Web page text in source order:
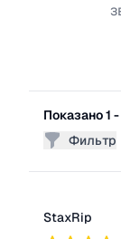
Показано 1
Фильтр
StaxRip